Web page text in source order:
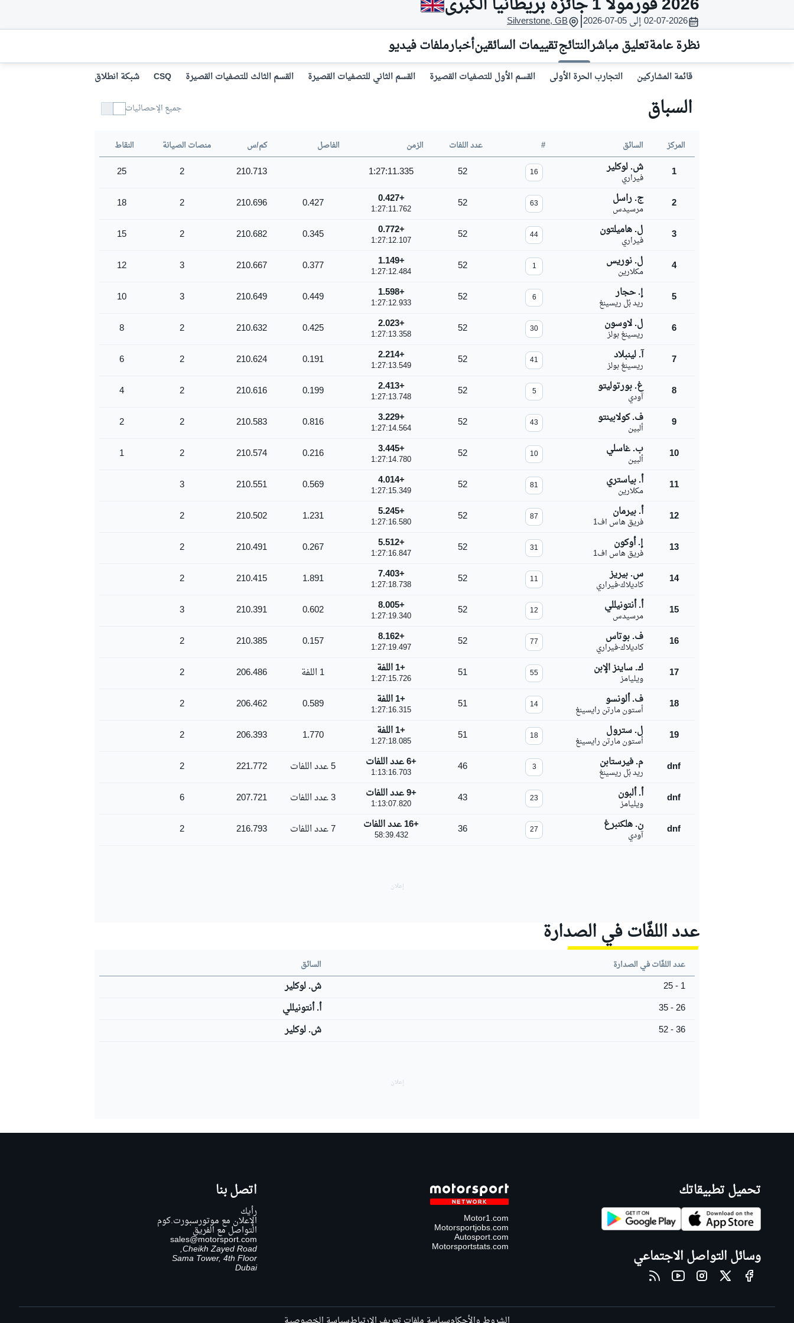
موتو جي بي
دبليو آر سي
سباقات التحمّل
02-07-2026 إلى 05-07-2026 |
Silverstone, GB
نظرة عامةتعليق مباشرالنتائجتقييمات السائقينأخبارملفات فيديو
قائمة المشاركين التجارب الحرة الأولى القسم الأول للتصفيات القصيرة القسم الثاني للتصفيات القصيرة القسم الثالث للتصفيات القصيرة CSQ شبكة انطلاق السباق القصير
السباق جميع الإحصائيات
المركز السائق # عدد اللفات الزمن الفاصل كم/س منصات الصيانة النقاط
1 ش. لوكلير
فيراري 16
52
1:27:11.335
210.713
2
25
2
ج. راسل
مرسيدس 63
52
+0.427
1:27:11.762
0.427
210.696
2
18
3
ل. هاميلتون
فيراري 44
52
+0.772
1:27:12.107
0.345
210.682
2
15
4
ل. نوريس
مكلارين 1
52
+1.149
1:27:12.484
0.377
210.667
3
12
5
إ. حجار
ريد بُل ريسينغ 6
52
+1.598
1:27:12.933
0.449
210.649
3
10
6
ل. لاوسون
ريسينغ بولز 30
52
+2.023
1:27:13.358
0.425
210.632
2
8
7
آ. لينبلاد
ريسينغ بولز 41
52
+2.214
1:27:13.549
0.191
210.624
2
6
8
غ. بورتوليتو
آودي 5
52
+2.413
1:27:13.748
0.199
210.616
2
4
9
ف. كولابينتو
ألبين 43
52
+3.229
1:27:14.564
0.816
210.583
2
2
10
ب. غاسلي
ألبين 10
52
+3.445
1:27:14.780
0.216
210.574
2
1
11
أ. بياستري
مكلارين 81
52
+4.014
1:27:15.349
0.569
210.551
3
12
أ. بيرمان
فريق هاس اف1 87
52
+5.245
1:27:16.580
1.231
210.502
2
13
إ. أوكون
فريق هاس اف1 31
52
+5.512
1:27:16.847
0.267
210.491
2
14
س. بيريز
كاديلاك-فيراري 11
52
+7.403
1:27:18.738
1.891
210.415
2
15
أ. أنتونيللي
مرسيدس 12
52
+8.005
1:27:19.340
0.602
210.391
3
16
ف. بوتاس
كاديلاك-فيراري 77
52
+8.162
1:27:19.497
0.157
210.385
2
17
ك. ساينز الإبن
ويليامز 55
51 +1 اللفة
1:27:15.726 1 اللفة 206.486
2
18
ف. ألونسو
أستون مارتن رايسينغ 14
51 +1 اللفة
1:27:16.315
0.589
206.462
2
19
ل. سترول
أستون مارتن رايسينغ 18
51 +1 اللفة
1:27:18.085
1.770
206.393
2
dnf
م. فيرستابن
ريد بُل ريسينغ 3
46 +6 عدد اللفات
1:13:16.703 5 عدد اللفات 221.772
2
dnf
أ. ألبون
ويليامز 23
43 +9 عدد اللفات
1:13:07.820 3 عدد اللفات 207.721
6
dnf
ن. هلكنبرغ
آودي 27
36 +16 عدد اللفات
58:39.432 7 عدد اللفات 216.793
2
عدد اللفّات في الصدارة
عدد اللفّات في الصدارة السائق
1 - 25
ش. لوكلير
26 - 35
أ. أنتونيللي
36 - 52
ش. لوكلير
تحميل تطبيقاتك
وسائل التواصل الاجتماعي
Motor1.com
Motorsportjobs.com
Autosport.com
Motorsportstats.com
اتصل بنا
رأيك
الإعلان مع موتورسبورت.كوم
التواصل مع الفريق
sales@motorsport.com
Cheikh Zayed Road,
Sama Tower, 4th Floor
Dubai